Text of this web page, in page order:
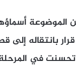
الموضوعة
بانتقاله إلى
في المرحلة